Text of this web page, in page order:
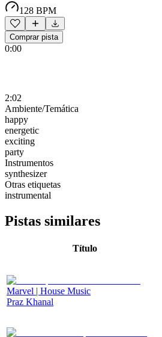
128 BPM
Comprar pista
0:00
2:02
Ambiente/Temática
happy
energetic
exciting
party
Instrumentos
synthesizer
Otras etiquetas
instrumental
Pistas similares
Título
Marvel | House Music
Praz Khanal